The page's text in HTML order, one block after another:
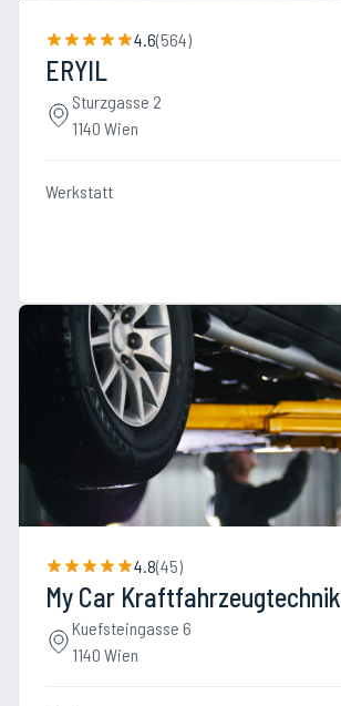
4.6(564)
ERYIL
Sturzgasse 2
1140 Wien
Werkstatt
4.8(45)
My Car Kraftfahrzeugtechnik
Kuefsteingasse 6
1140 Wien